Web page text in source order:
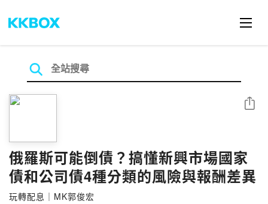
俄羅斯可能倒債？搞懂新興市場國家
債和公司債4種分類的風險與報酬差異
玩轉配息｜MK郭俊宏
分享